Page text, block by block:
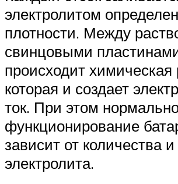
электролитом
плотности. Между
свинцовыми
происходит химическая
которая и создает
ток. При этом
функционирование
зависит от количества
электролита.